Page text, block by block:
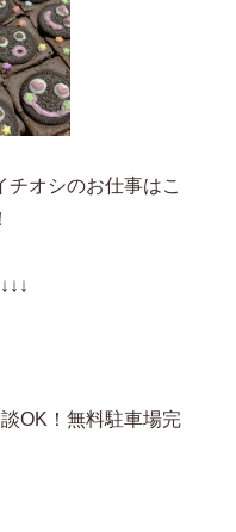
チオシのお仕事はこ
OK！無料駐車場完